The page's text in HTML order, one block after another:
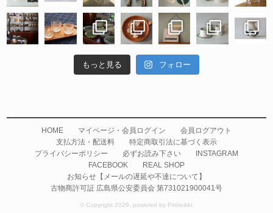
もっと見る フォロー
HOME マイページ・会員ログイン
会員ログアウト
支払方法・配送料
特定商取引法に基づく表示
プライバシーポリシー
必ずお読み下さい
INSTAGRAM
FACEBOOK
REAL SHOP
お知らせ【メールの遅延や不達について】
古物商許可証 広島県公安委員会 第731021900041号
© Copyright 2026. powered by Piröleikki.